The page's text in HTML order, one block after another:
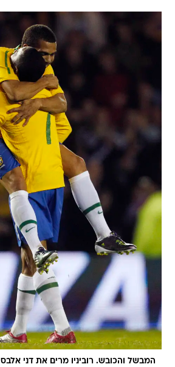
המבשל והכובש. רוביניו מרים את דני אלבס